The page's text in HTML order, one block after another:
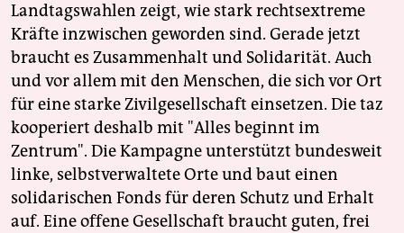
Landtagswahlen zeigt, wie stark rechtsextreme
Kräfte inzwischen geworden sind. Gerade jetzt
braucht es Zusammenhalt und Solidarität. Auch
und vor allem mit den Menschen, die sich vor Ort
für eine starke Zivilgesellschaft einsetzen. Die taz
kooperiert deshalb mit "Alles beginnt im
Zentrum". Die Kampagne unterstützt bundesweit
linke, selbstverwaltete Orte und baut einen
solidarischen Fonds für deren Schutz und Erhalt
auf. Eine offene Gesellschaft braucht guten, frei